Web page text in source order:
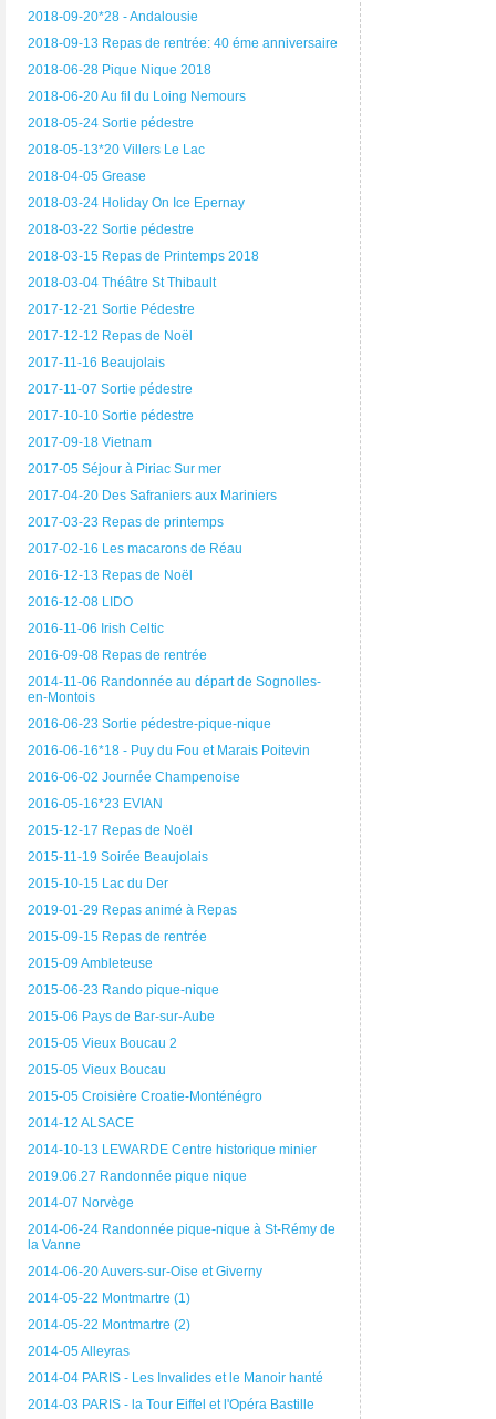
2018-09-20*28 - Andalousie
2018-09-13 Repas de rentrée: 40 éme anniversaire
2018-06-28 Pique Nique 2018
2018-06-20 Au fil du Loing Nemours
2018-05-24 Sortie pédestre
2018-05-13*20 Villers Le Lac
2018-04-05 Grease
2018-03-24 Holiday On Ice Epernay
2018-03-22 Sortie pédestre
2018-03-15 Repas de Printemps 2018
2018-03-04 Théâtre St Thibault
2017-12-21 Sortie Pédestre
2017-12-12 Repas de Noël
2017-11-16 Beaujolais
2017-11-07 Sortie pédestre
2017-10-10 Sortie pédestre
2017-09-18 Vietnam
2017-05 Séjour à Piriac Sur mer
2017-04-20 Des Safraniers aux Mariniers
2017-03-23 Repas de printemps
2017-02-16 Les macarons de Réau
2016-12-13 Repas de Noël
2016-12-08 LIDO
2016-11-06 Irish Celtic
2016-09-08 Repas de rentrée
2014-11-06 Randonnée au départ de Sognolles-
en-Montois
2016-06-23 Sortie pédestre-pique-nique
2016-06-16*18 - Puy du Fou et Marais Poitevin
2016-06-02 Journée Champenoise
2016-05-16*23 EVIAN
2015-12-17 Repas de Noël
2015-11-19 Soirée Beaujolais
2015-10-15 Lac du Der
2019-01-29 Repas animé à Repas
2015-09-15 Repas de rentrée
2015-09 Ambleteuse
2015-06-23 Rando pique-nique
2015-06 Pays de Bar-sur-Aube
2015-05 Vieux Boucau 2
2015-05 Vieux Boucau
2015-05 Croisière Croatie-Monténégro
2014-12 ALSACE
2014-10-13 LEWARDE Centre historique minier
2019.06.27 Randonnée pique nique
2014-07 Norvège
2014-06-24 Randonnée pique-nique à St-Rémy de
la Vanne
2014-06-20 Auvers-sur-Oise et Giverny
2014-05-22 Montmartre (1)
2014-05-22 Montmartre (2)
2014-05 Alleyras
2014-04 PARIS - Les Invalides et le Manoir hanté
2014-03 PARIS - la Tour Eiffel et l'Opéra Bastille